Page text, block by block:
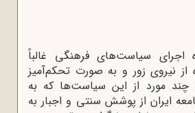
اجرای سیاست‌های فرهنگی غالباً
از نیروی زور و به‌ صورت تحکم‌آمیز
مورد از این سیاست‌ها که به
ایران از پوشش سنتی و اجبار به